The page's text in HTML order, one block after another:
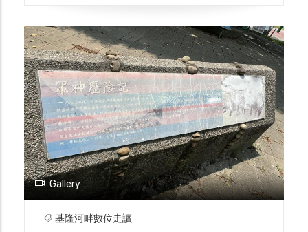
腳渡歷史上最特別的一章。1970–1980 年
代，船夫在堀川（即日治「特一號排水溝」）
匯入基隆河處，發現了耐汙性強的紅線蟲；起
初作為養鴨飼料，隨後成為養鰻業的新寵。伴
隨鰻價飆升，三腳渡一度躍升為全臺紅線蟲供
應中心，在地人至今仍稱那段歲月為「黃金年
代」。然而好景不長：河水污染持續加深，連
紅線蟲也難以存活；加上鰻魚價格回落，這門
捕撈生計終告落幕。三腳渡見證了淡水河流域
養殖與環境變遷的此起彼落，成為極富歷史意
義的河港記憶。 信仰與節俗面，三腳渡延續
淡水河岸普遍的水仙尊王崇奉，並以端午龍船
Gallery
基隆河畔數位走讀